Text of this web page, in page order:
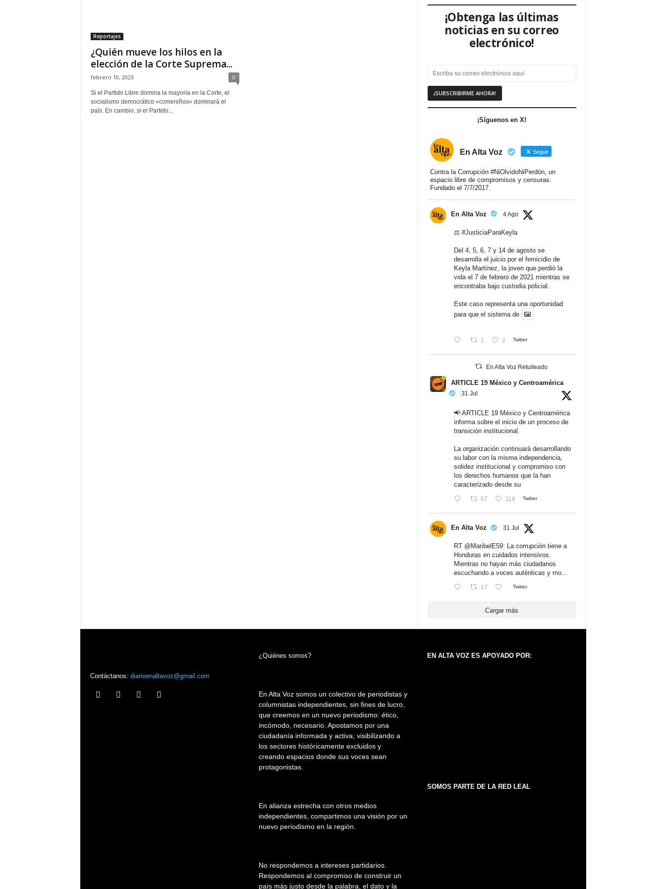
Reportajes
¿Quién mueve los hilos en la
elección de la Corte Suprema...
febrero 10, 2023 0
Si el Partido Libre domina la mayoría en la Corte, el
socialismo democrático «comeniños» dominará el
país. En cambio, si el Partido...
¡Obtenga las últimas
noticias en su correo
electrónico!
¡Síguenos en X!
En Alta Voz Seguir
Contra la Corrupción #NiOlvidoNiPerdón, un
espacio libre de compromisos y censuras.
Fundado el 7/7/2017.
En Alta Voz 4 Ago
⚖️ #JusticiaParaKeyla
Del 4, 5, 6, 7 y 14 de agosto se
desarrolla el juicio por el femicidio de
Keyla Martínez, la joven que perdió la
vida el 7 de febrero de 2021 mientras se
encontraba bajo custodia policial.
Este caso representa una oportunidad
para que el sistema de
1 2 Twitter
En Alta Voz Retuiteado
ARTICLE 19 México y Centroamérica
31 Jul
📢 ARTICLE 19 México y Centroamérica
informa sobre el inicio de un proceso de
transición institucional.
La organización continuará desarrollando
su labor con la misma independencia,
solidez institucional y compromiso con
los derechos humanos que la han
caracterizado desde su
67 116 Twitter
En Alta Voz 31 Jul
RT @MaribelE59: La corrupción tiene a
Honduras en cuidados intensivos.
Mientras no hayan más ciudadanos
escuchando a voces auténticas y mo…
17 Twitter
Cargar más
Contáctanos: diarioenaltavoz@gmail.com
¿Quiénes somos?
En Alta Voz somos un colectivo de periodistas y
columnistas independientes, sin fines de lucro,
que creemos en un nuevo periodismo: ético,
incómodo, necesario. Apostamos por una
ciudadanía informada y activa, visibilizando a
los sectores históricamente excluidos y
creando espacios donde sus voces sean
protagonistas.
En alianza estrecha con otros medios
independientes, compartimos una visión por un
nuevo periodismo en la región.
No respondemos a intereses partidarios.
Respondemos al compromiso de construir un
país más justo desde la palabra, el dato y la
EN ALTA VOZ ES APOYADO POR:
SOMOS PARTE DE LA RED LEAL